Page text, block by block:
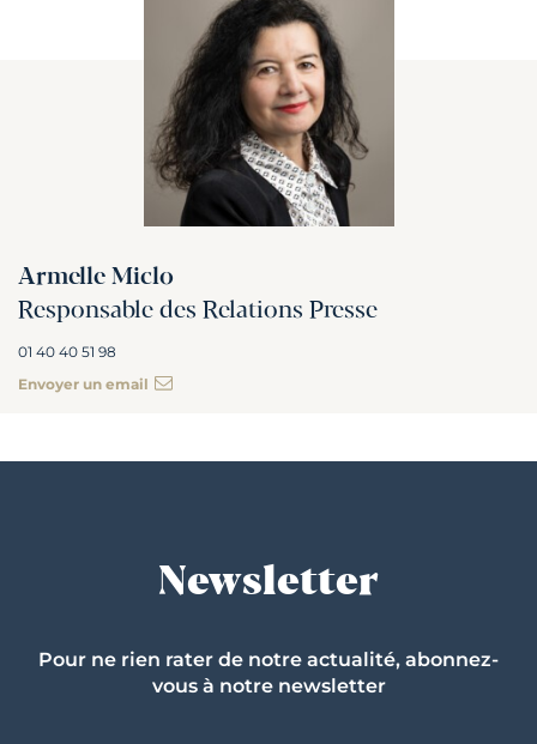
Armelle Miclo
Responsable des Relations Presse
01 40 40 51 98
Envoyer un email
Newsletter
Pour ne rien rater de notre actualité, abonnez-
vous à notre newsletter